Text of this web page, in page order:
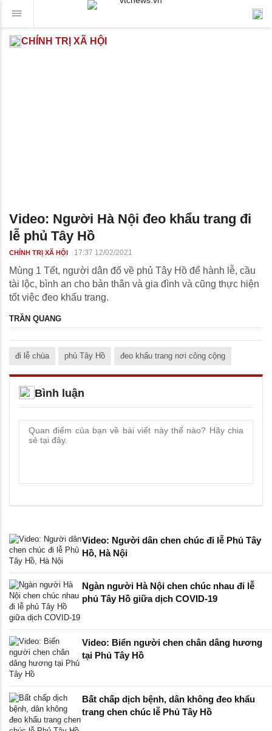
CHÍNH TRỊ XÃ HỘI
Video: Người Hà Nội đeo khẩu trang đi
lễ phủ Tây Hồ
CHÍNH TRỊ XÃ HỘI 17:37 12/02/2021
Mùng 1 Tết, người dân đổ về phủ Tây Hồ để hành lễ, cầu
tài lộc, bình an cho bản thân và gia đình và cũng thực hiện
tốt việc đeo khẩu trang.
TRẦN QUANG
đi lễ chùa phủ Tây Hồ đeo khẩu trang nơi công cộng
Bình luận
Video: Người dân chen chúc đi lễ Phủ Tây
Hồ, Hà Nội
Ngàn người Hà Nội chen chúc nhau đi lễ
phủ Tây Hồ giữa dịch COVID-19
Video: Biển người chen chân dâng hương
tại Phủ Tây Hồ
Bất chấp dịch bệnh, dân không đeo khẩu
trang chen chúc lễ Phủ Tây Hồ